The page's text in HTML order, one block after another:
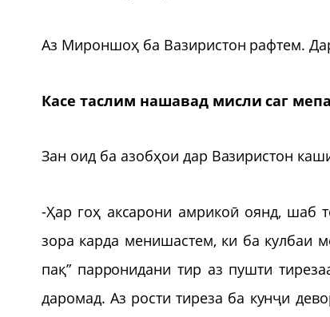
Аз Мироншоҳ ба Вазиристон рафтем.
Касе таслим нашавад мисли саг
Зан оид ба азобҳои дар Вазиристон
-Ҳар гоҳ аксарони амрикоӣ оянд, шаб
зора карда менишастем, ки ба кулбаи
пақ” парронидани тир аз пушти
даромад. Аз рости тиреза ба кунҷи